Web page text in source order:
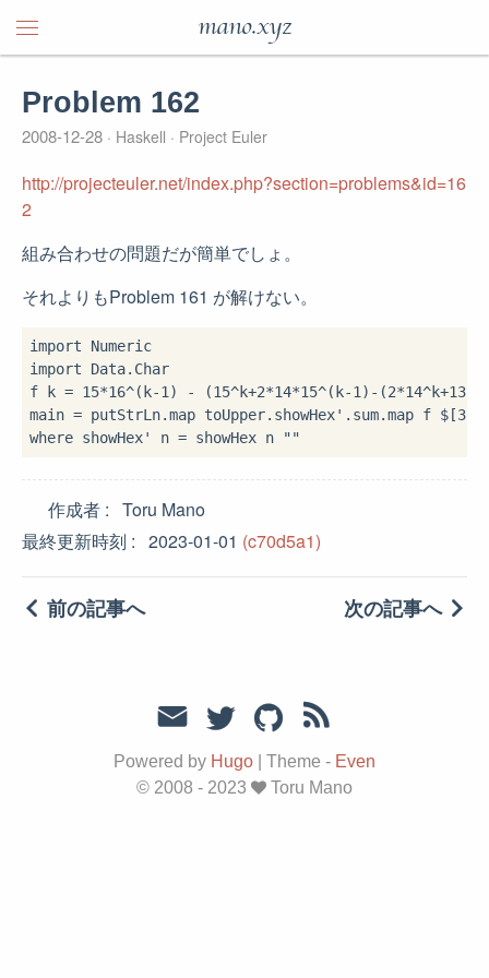
mano.xyz
Problem 162
2008-12-28 Haskell Project Euler
http://projecteuler.net/index.php?section=problems&id=16
2
組み合わせの問題だが簡単でしょ。
それよりもProblem 161 が解けない。
import
import Data.Char
f k = 15*16^(k-1 ) - (15^k+2*14*15^(k-1 ) - (2*14^k+13
main = putStrLn.map toUpper. showHex' . sum.map f $ [3
where showHex' n = showHex n ""
作成者
Toru Mano
最終更新時刻
2023-01-01 (c70d5a1)
前の記事へ 次の記事へ
Powered by Hugo Theme - Even
© 2008 - 2023
Toru Mano